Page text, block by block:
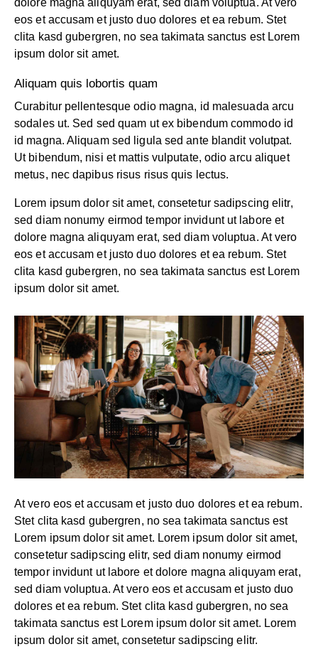
eos et accusam et justo duo dolores et ea rebum. Stet
clita kasd gubergren, no sea takimata sanctus est Lorem
ipsum dolor sit amet.
Aliquam quis lobortis quam
Curabitur pellentesque odio magna, id malesuada arcu
sodales ut. Sed sed quam ut ex bibendum commodo id
id magna. Aliquam sed ligula sed ante blandit volutpat.
Ut bibendum, nisi et mattis vulputate, odio arcu aliquet
metus, nec dapibus risus risus quis lectus.
Lorem ipsum dolor sit amet, consetetur sadipscing elitr,
sed diam nonumy eirmod tempor invidunt ut labore et
dolore magna aliquyam erat, sed diam voluptua. At vero
eos et accusam et justo duo dolores et ea rebum. Stet
clita kasd gubergren, no sea takimata sanctus est Lorem
ipsum dolor sit amet.
At vero eos et accusam et justo duo dolores et ea rebum.
Stet clita kasd gubergren, no sea takimata sanctus est
Lorem ipsum dolor sit amet. Lorem ipsum dolor sit amet,
consetetur sadipscing elitr, sed diam nonumy eirmod
tempor invidunt ut labore et dolore magna aliquyam erat,
sed diam voluptua. At vero eos et accusam et justo duo
dolores et ea rebum. Stet clita kasd gubergren, no sea
takimata sanctus est Lorem ipsum dolor sit amet. Lorem
ipsum dolor sit amet, consetetur sadipscing elitr.